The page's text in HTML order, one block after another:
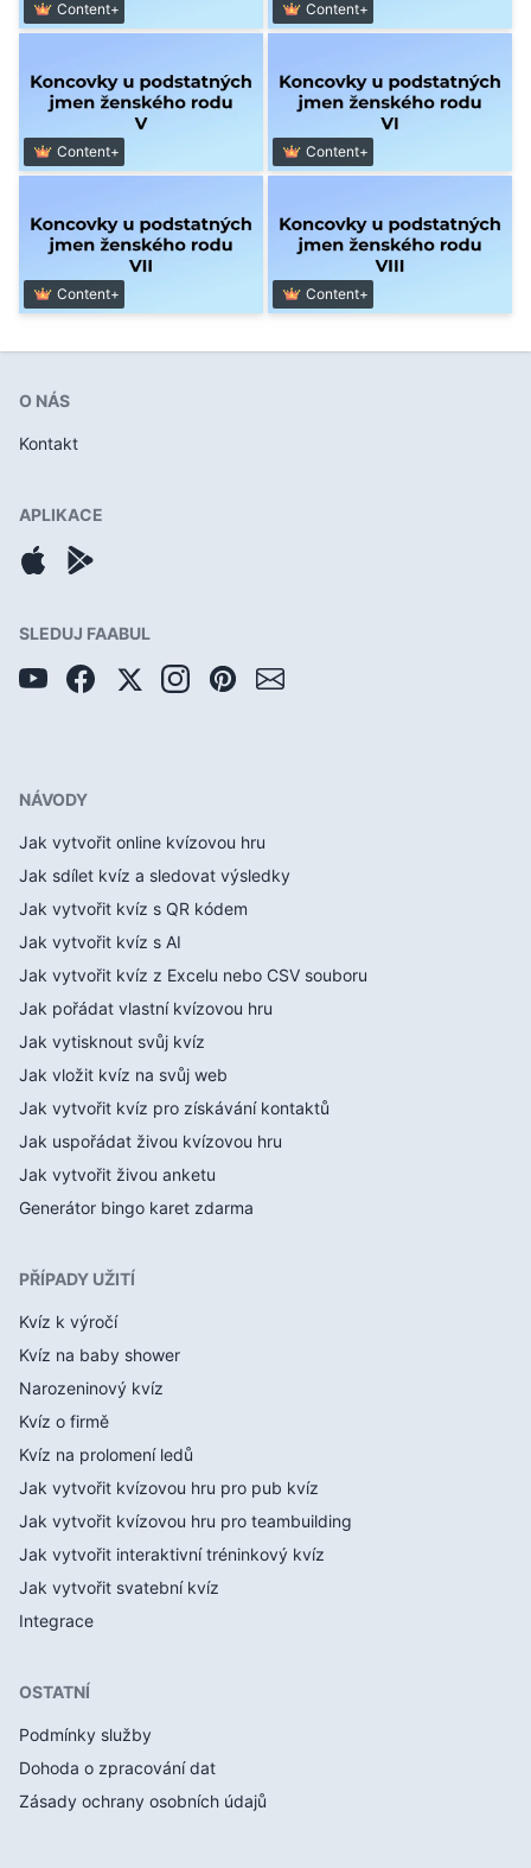
Content+ Content+
Content+ Content+
Content+ Content+
O NÁS
Kontakt
APLIKACE
SLEDUJ FAABUL
NÁVODY
Jak vytvořit online kvízovou hru
Jak sdílet kvíz a sledovat výsledky
Jak vytvořit kvíz s QR kódem
Jak vytvořit kvíz s AI
Jak vytvořit kvíz z Excelu nebo CSV souboru
Jak pořádat vlastní kvízovou hru
Jak vytisknout svůj kvíz
Jak vložit kvíz na svůj web
Jak vytvořit kvíz pro získávání kontaktů
Jak uspořádat živou kvízovou hru
Jak vytvořit živou anketu
Generátor bingo karet zdarma
PŘÍPADY UŽITÍ
Kvíz k výročí
Kvíz na baby shower
Narozeninový kvíz
Kvíz o firmě
Kvíz na prolomení ledů
Jak vytvořit kvízovou hru pro pub kvíz
Jak vytvořit kvízovou hru pro teambuilding
Jak vytvořit interaktivní tréninkový kvíz
Jak vytvořit svatební kvíz
Integrace
OSTATNÍ
Podmínky služby
Dohoda o zpracování dat
Zásady ochrany osobních údajů